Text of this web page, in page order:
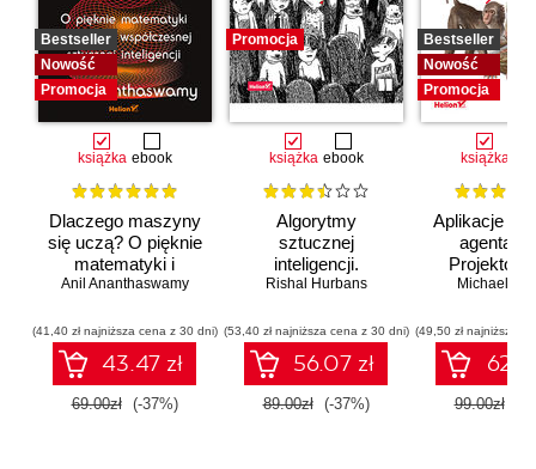
Bestseller
Nowość
Promocja
książka ebook
Dlaczego maszyny
się uczą? O pięknie
matematyki i
działaniu
sztucznej
Anil Ananthaswamy
(41,40 zł najniższa cena z 30 dni)
43.47 zł
69.00zł (-37%)
Promocja
książka ebook
Algorytmy
sztucznej
inteligencji.
Ilustrowany
Rishal Hurbans
(53,40 zł najniższa cena z 30 dni)
56.07 zł
89.00zł (-37%)
Bestseller
Nowość
Promocja
książka
Aplikacje
agentach
Michael
(49,50 zł najniższa
99.00zł